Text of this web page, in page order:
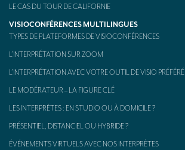
LE CAS DU TOUR DE CALIFORNIE
VISIOCONFÉRENCES MULTILINGUES
TYPES DE PLATEFORMES DE VISIOCONFÉRENCES
L’INTERPRÉTATION SUR ZOOM
L’INTERPRÉTATION AVEC VOTRE OUTIL DE VISIO PRÉFÉRÉ
LE MODÉRATEUR – LA FIGURE CLÉ
LES INTERPRÈTES : EN STUDIO OU À DOMICILE ?
PRÉSENTIEL, DISTANCIEL OU HYBRIDE ?
ÉVÉNEMENTS VIRTUELS AVEC NOS INTERPRÈTES